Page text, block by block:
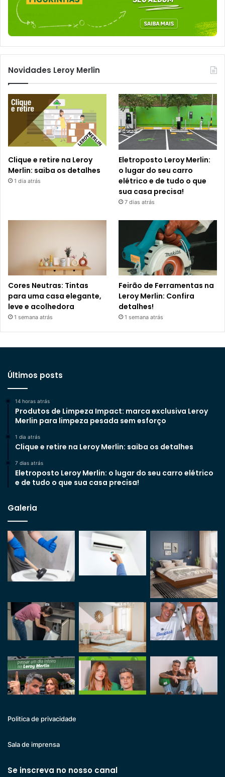
Novidades Leroy Merlin
Clique e retire na Leroy
Merlin: saiba os detalhes
1 dia atrás
Eletroposto Leroy Merlin:
o lugar do seu carro
elétrico e de tudo o que
sua casa precisa!
7 dias atrás
Cores Neutras: Tintas
para uma casa elegante,
leve e acolhedora
1 semana atrás
Feirão de Ferramentas na
Leroy Merlin: Confira
detalhes!
1 semana atrás
Últimos posts
14 horas atrás
Produtos de Limpeza Impact: marca exclusiva Leroy
Merlin para limpeza pesada sem esforço
1 dia atrás
Clique e retire na Leroy Merlin: saiba os detalhes
7 dias atrás
Eletroposto Leroy Merlin: o lugar do seu carro elétrico
e de tudo o que sua casa precisa!
Galeria
Politica de privacidade
Sala de imprensa
Se inscreva no nosso canal